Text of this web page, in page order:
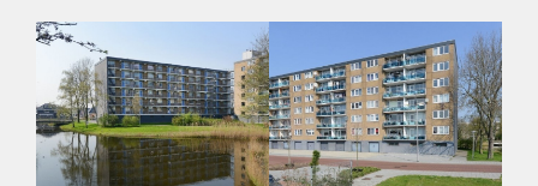
Huisdieren toegestaan: Afhankelijk van de Eigenaar
Huurtoeslag grens: Nee
Geschikt voor studenten: Afhankelijk van de Eigenaar